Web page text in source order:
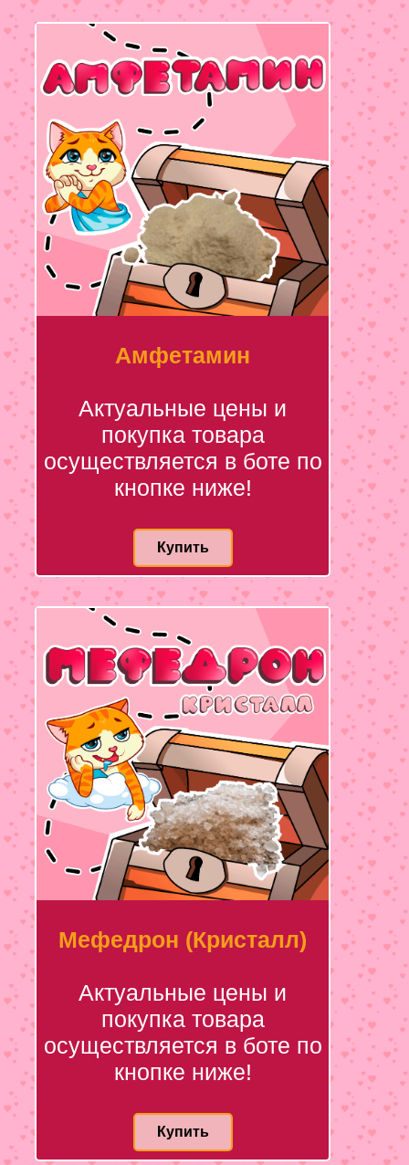
Амфетамин
Актуальные цены и
покупка товара
осуществляется в боте по
кнопке ниже!
Купить
Мефедрон (Кристалл)
Актуальные цены и
покупка товара
осуществляется в боте по
кнопке ниже!
Купить